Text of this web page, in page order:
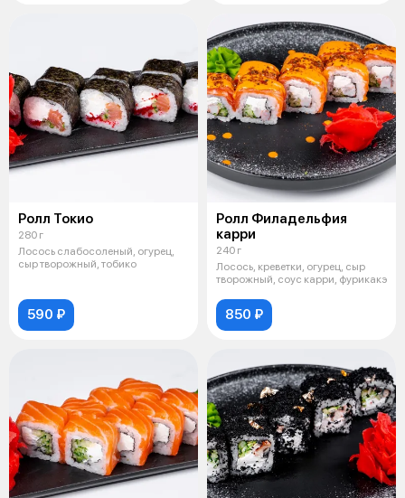
Ролл Токио
280 г
Лосось слабосоленый, огурец,
сыр творожный, тобико
590 ₽
Ролл Филадельфия
карри
240 г
Лосось, креветки, огурец, сыр
творожный, соус карри, фурикакэ
850 ₽